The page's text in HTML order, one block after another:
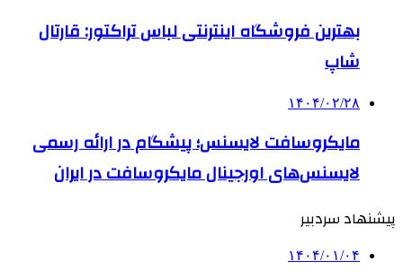
بهترین فروشگاه اینترنتی لباس تراکتور: قارتال
شاپ
۱۴۰۴/۰۲/۲۸
مایکروسافت لایسنس؛ پیشگام در ارائه رسمی
لایسنس‌های اورجینال مایکروسافت در ایران
پیشنهاد سردبیر
۱۴۰۴/۰۱/۰۴